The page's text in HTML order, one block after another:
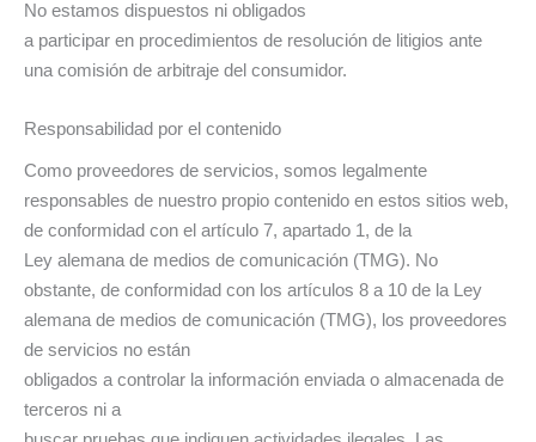
No estamos dispuestos ni obligados
a participar en procedimientos de resolución de litigios ante
una comisión de arbitraje del consumidor.
Responsabilidad por el contenido
Como proveedores de servicios, somos legalmente
responsables de nuestro propio contenido en estos sitios web,
de conformidad con el artículo 7, apartado 1, de la
Ley alemana de medios de comunicación (TMG). No
obstante, de conformidad con los artículos 8 a 10 de la Ley
alemana de medios de comunicación (TMG), los proveedores
de servicios no están
obligados a controlar la información enviada o almacenada de
terceros ni a